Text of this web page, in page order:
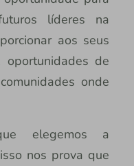
líderes na
aos seus
de
onde
elegemos a
nos prova que